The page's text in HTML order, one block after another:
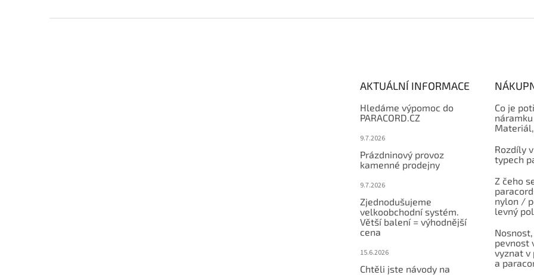
AKTUÁLNÍ INFORMACE
Hledáme výpomoc do
PARACORD.CZ
9.7.2026
Prázdninový provoz
kamenné prodejny
9.7.2026
Zjednodušujeme
velkoobchodní systém.
Větší balení = výhodnější
cena
15.6.2026
Chtěli jste návody na
Co je
Rozdíly
typech
Z čeho
nylon /
levný
pevnost
vyznat v
a